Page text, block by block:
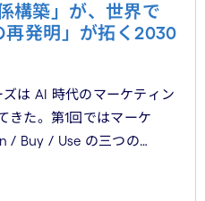
構築」が、世界で
再発明」が拓く2030
は AI 時代のマーケティン
きた。第1回ではマーケ
/ Buy / Use の三つの